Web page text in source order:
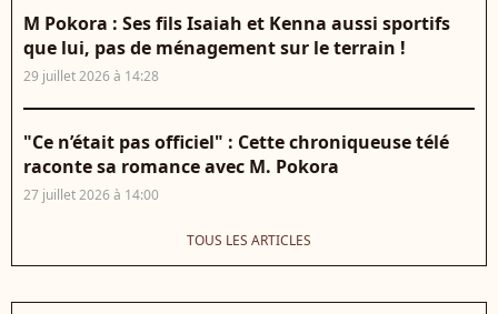
M Pokora : Ses fils Isaiah et Kenna aussi sportifs
que lui, pas de ménagement sur le terrain !
29 juillet 2026 à 14:28
"Ce n’était pas officiel" : Cette chroniqueuse télé
raconte sa romance avec M. Pokora
27 juillet 2026 à 14:00
TOUS LES ARTICLES